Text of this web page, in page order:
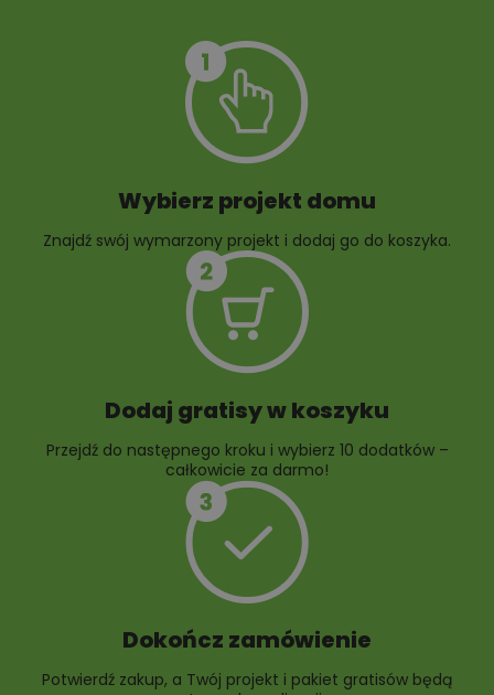
10 projektów małej
10 projektów rabat
Wybierz projekt domu
Znajdź swój wymarzony projekt i dodaj go do koszyka.
Dodaj gratisy w koszyku
Przejdź do następnego kroku i wybierz 10 dodatków –
całkowicie za darmo!
Dokończ zamówienie
Potwierdź zakup, a Twój projekt i pakiet gratisów będą